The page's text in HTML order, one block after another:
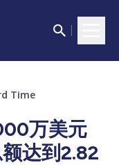
Time
万美元
达到2.82